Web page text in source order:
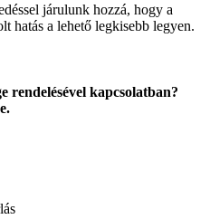
járulunk hozzá, hogy a
hatás a lehető legkisebb legyen.
rendelésével kapcsolatban?